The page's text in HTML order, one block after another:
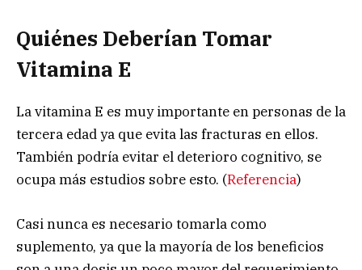
Quiénes Deberían Tomar
Vitamina E
La vitamina E es muy importante en personas de la
tercera edad ya que evita las fracturas en ellos.
También podría evitar el deterioro cognitivo, se
ocupa más estudios sobre esto. (Referencia)
Casi nunca es necesario tomarla como
suplemento, ya que la mayoría de los beneficios